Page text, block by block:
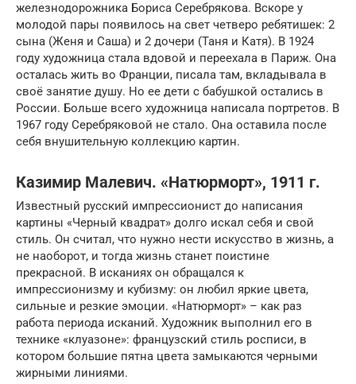
железнодорожника Бориса Серебрякова. Вскоре у
молодой пары появилось на свет четверо ребятишек: 2
сына (Женя и Саша) и 2 дочери (Таня и Катя). В 1924
году художница стала вдовой и переехала в Париж. Она
осталась жить во Франции, писала там, вкладывала в
своё занятие душу. Но ее дети с бабушкой остались в
России. Больше всего художница написала портретов. В
1967 году Серебряковой не стало. Она оставила после
себя внушительную коллекцию картин.
Казимир Малевич. «Натюрморт», 1911 г.
Известный русский импрессионист до написания
картины «Черный квадрат» долго искал себя и свой
стиль. Он считал, что нужно нести искусство в жизнь, а
не наоборот, и тогда жизнь станет поистине
прекрасной. В исканиях он обращался к
импрессионизму и кубизму: он любил яркие цвета,
сильные и резкие эмоции. «Натюрморт» – как раз
работа периода исканий. Художник выполнил его в
технике «клуазоне»: французский стиль росписи, в
котором большие пятна цвета замыкаются черными
жирными линиями.